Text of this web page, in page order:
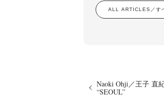
ALL ARTICLES／す
Naoki Ohji／王子 直
“SEOUL”